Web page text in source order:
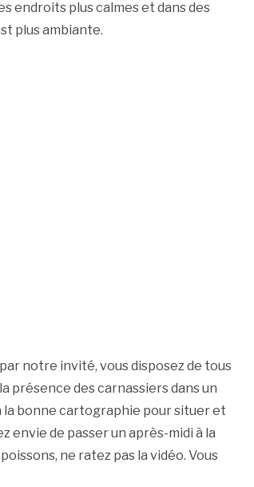
endroits plus calmes et dans des
plus ambiante.
notre invité, vous disposez de tous
présence des carnassiers dans un
la bonne cartographie pour situer et
envie de passer un après-midi à la
ne ratez pas la vidéo. Vous